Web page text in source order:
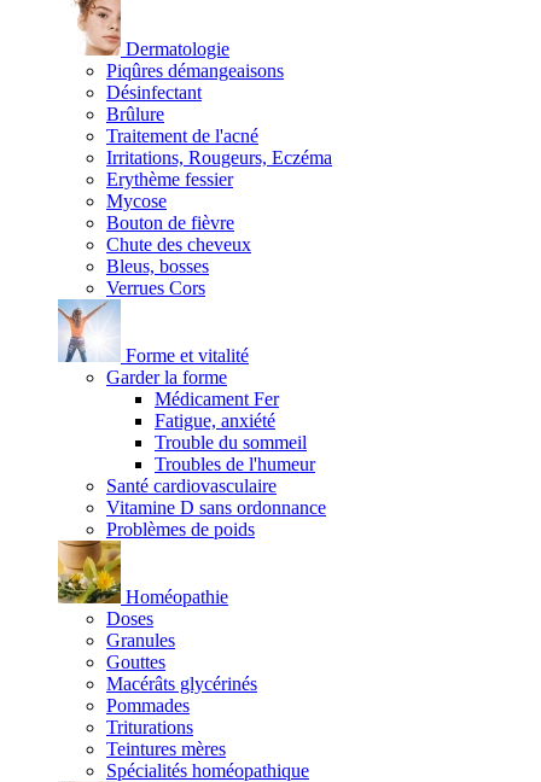
Dermatologie
Piqûres démangeaisons
Désinfectant
Brûlure
Traitement de l'acné
Irritations, Rougeurs, Eczéma
Erythème fessier
Mycose
Bouton de fièvre
Chute des cheveux
Bleus, bosses
Verrues Cors
Forme et vitalité
Garder la forme
Médicament Fer
Fatigue, anxiété
Trouble du sommeil
Troubles de l'humeur
Santé cardiovasculaire
Vitamine D sans ordonnance
Problèmes de poids
Homéopathie
Doses
Granules
Gouttes
Macérâts glycérinés
Pommades
Triturations
Teintures mères
Spécialités homéopathique